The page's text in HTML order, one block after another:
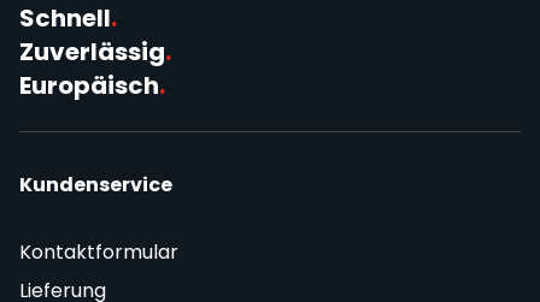
Schnell.
Zuverlässig.
Europäisch.
Kundenservice
Kontaktformular
Lieferung